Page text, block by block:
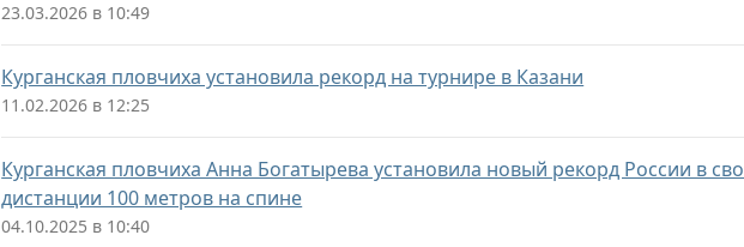
23.03.2026 в 10:49
Курганская пловчиха установила рекорд на турнире в Казани
11.02.2026 в 12:25
Курганская пловчиха Анна Богатырева установила новый рекорд России в
дистанции 100 метров на спине
04.10.2025 в 10:40